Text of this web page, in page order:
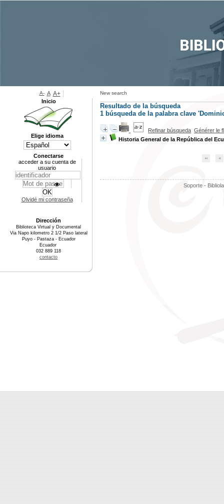
New search
Resultado de la búsqueda
1 búsqueda de la palabra clave
Refinar búsqueda Générer le
Historia General de la República del
Soporte -
A- A A+
Inicio
Elige idioma
Conectarse
acceder a su cuenta de
usuario
Olvidé mi contraseña
Dirección
Biblioteca Virtual y Documental
Via Napo kilometro 2 1/2 Paso lateral
Puyo - Pastaza - Ecuador
Ecuador
032 889 118
contacto